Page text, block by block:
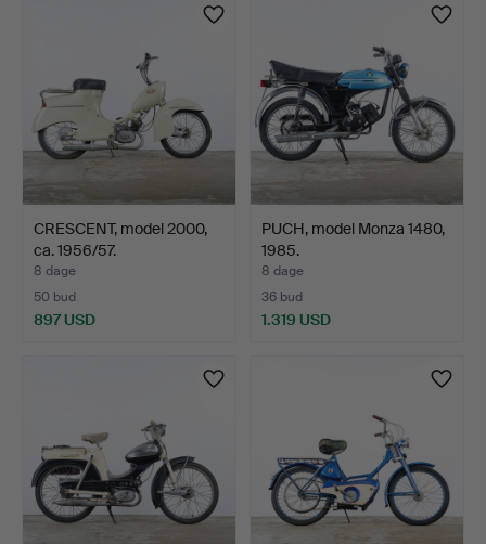
CRESCENT, model 2000,
ca. 1956/57.
8 dage
50 bud
897 USD
PUCH, model Monza 1480,
1985.
8 dage
36 bud
1.319 USD